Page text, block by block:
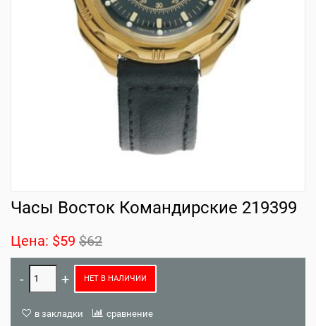
Часы Восток Командирские 219399
Цена: $59 $62
НЕТ В НАЛИЧИИ
в закладки сравнение